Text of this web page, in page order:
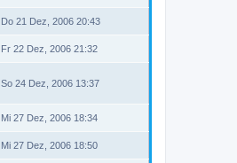
Do 21 Dez, 2006 20:43
Fr 22 Dez, 2006 21:32
So 24 Dez, 2006 13:37
Mi 27 Dez, 2006 18:34
Mi 27 Dez, 2006 18:50